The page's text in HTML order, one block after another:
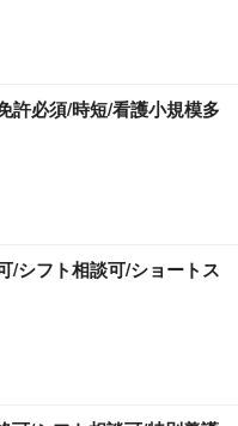
許必須/時短/看護小規模多
/シフト相談可/ショートス